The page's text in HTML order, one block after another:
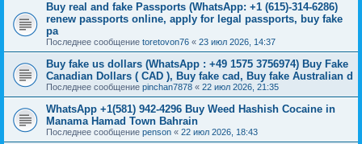
Buy real and fake Passports (WhatsApp: +1 (615)-314-6286)
renew passports online, apply for legal passports, buy fake
pa
Последнее сообщение toretovon76 « 23 июл 2026, 14:37
Buy fake us dollars (WhatsApp : +49 1575 3756974) Buy Fake
Canadian Dollars ( CAD ), Buy fake cad, Buy fake Australian d
Последнее сообщение pinchan7878 « 22 июл 2026, 21:35
WhatsApp +1(581) 942-4296 Buy Weed Hashish Cocaine in
Manama Hamad Town Bahrain
Последнее сообщение penson « 22 июл 2026, 18:43